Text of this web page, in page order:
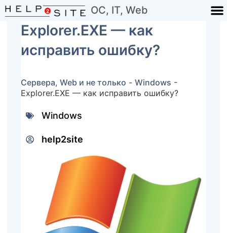
ОС, IT, Web
Explorer.EXE — как
исправить ошибку?
Сервера, Web и не только - Windows -
Explorer.EXE — как исправить ошибку?
Windows
help2site